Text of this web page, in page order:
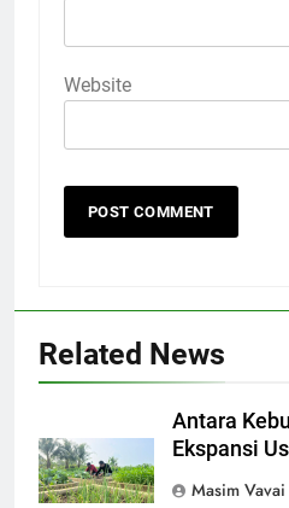
Website
Related News
Antara
Ekspansi
Masim